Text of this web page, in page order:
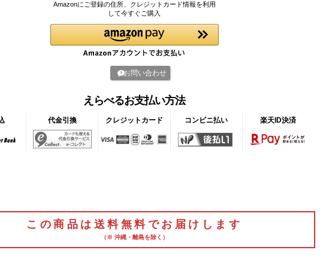
Amazonにご登録の住所、クレジットカード情報を利用
して今すぐご購入
お問い合わせ
えらべるお支払い方法
代金引換 クレジットカード コンビニ払い 楽天ID決済
この商品は送料無料でお届けします
（※ 沖縄・離島を除く）